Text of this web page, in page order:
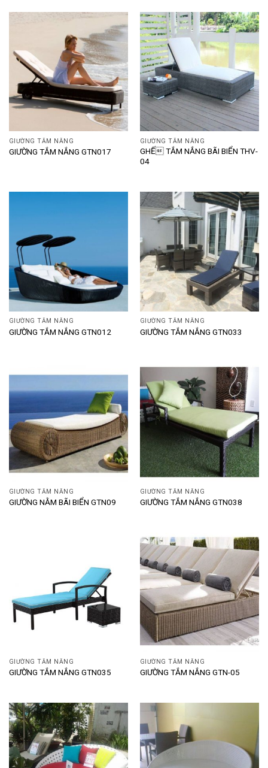
GIƯỜNG TẮM NẮNG
GIƯỜNG TẮM NẮNG GTN017
GIƯỜNG TẮM NẮNG
GHẾ TẮM NẮNG BÃI BIỂN THV-
04
GIƯỜNG TẮM NẮNG
GIƯỜNG TẮM NẮNG GTN012
GIƯỜNG TẮM NẮNG
GIƯỜNG TẮM NẮNG GTN033
GIƯỜNG TẮM NẮNG
GIƯỜNG NẰM BÃI BIỂN GTN09
GIƯỜNG TẮM NẮNG
GIƯỜNG TẮM NẮNG GTN038
GIƯỜNG TẮM NẮNG
GIƯỜNG TẮM NẮNG GTN035
GIƯỜNG TẮM NẮNG
GIƯỜNG TẮM NẮNG GTN-05